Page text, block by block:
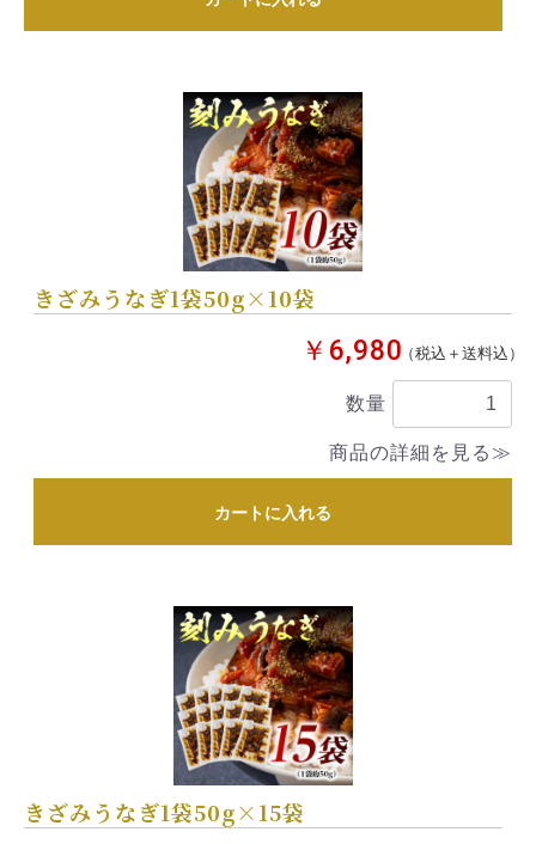
きざみうなぎ1袋50g×10袋
￥6,980（税込＋送料込）
数量
商品の詳細を見る≫
カートに入れる
きざみうなぎ1袋50g×15袋